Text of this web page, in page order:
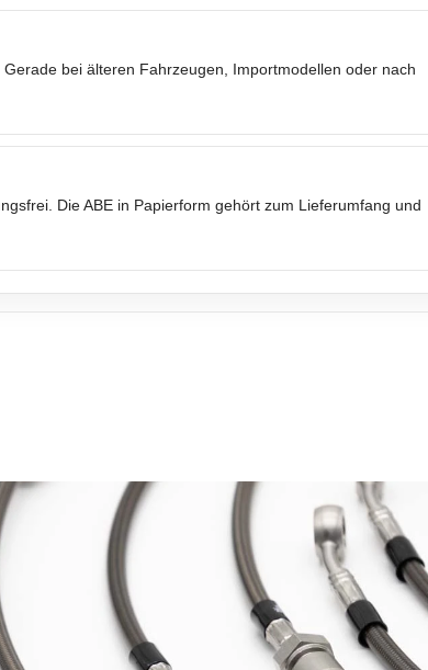
bei älteren Fahrzeugen, Importmodellen oder nach
Die ABE in Papierform gehört zum Lieferumfang und